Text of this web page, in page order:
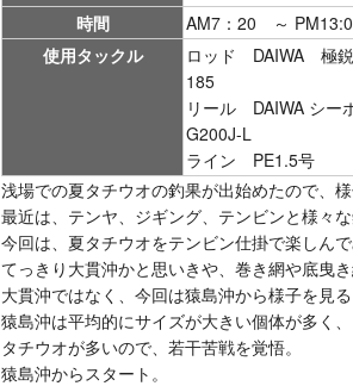
時間
AM7：20 ～
使用タックル
ロッド DAIWA 極
185
リール DAIWA シー
G200J-L
ライン PE1.5号
浅場での夏タチウオの釣果が出始めたので、
最近は、テンヤ、ジギング、テンビンと様々
今回は、夏タチウオをテンビン仕掛で楽しんで
てっきり大貫沖かと思いきや、巻き網や底曳き
大貫沖ではなく、今回は猿島沖から様子を見る
猿島沖は平均的にサイズが大きい個体が多く
タチウオが多いので、若干苦戦を覚悟。
猿島沖からスタート。